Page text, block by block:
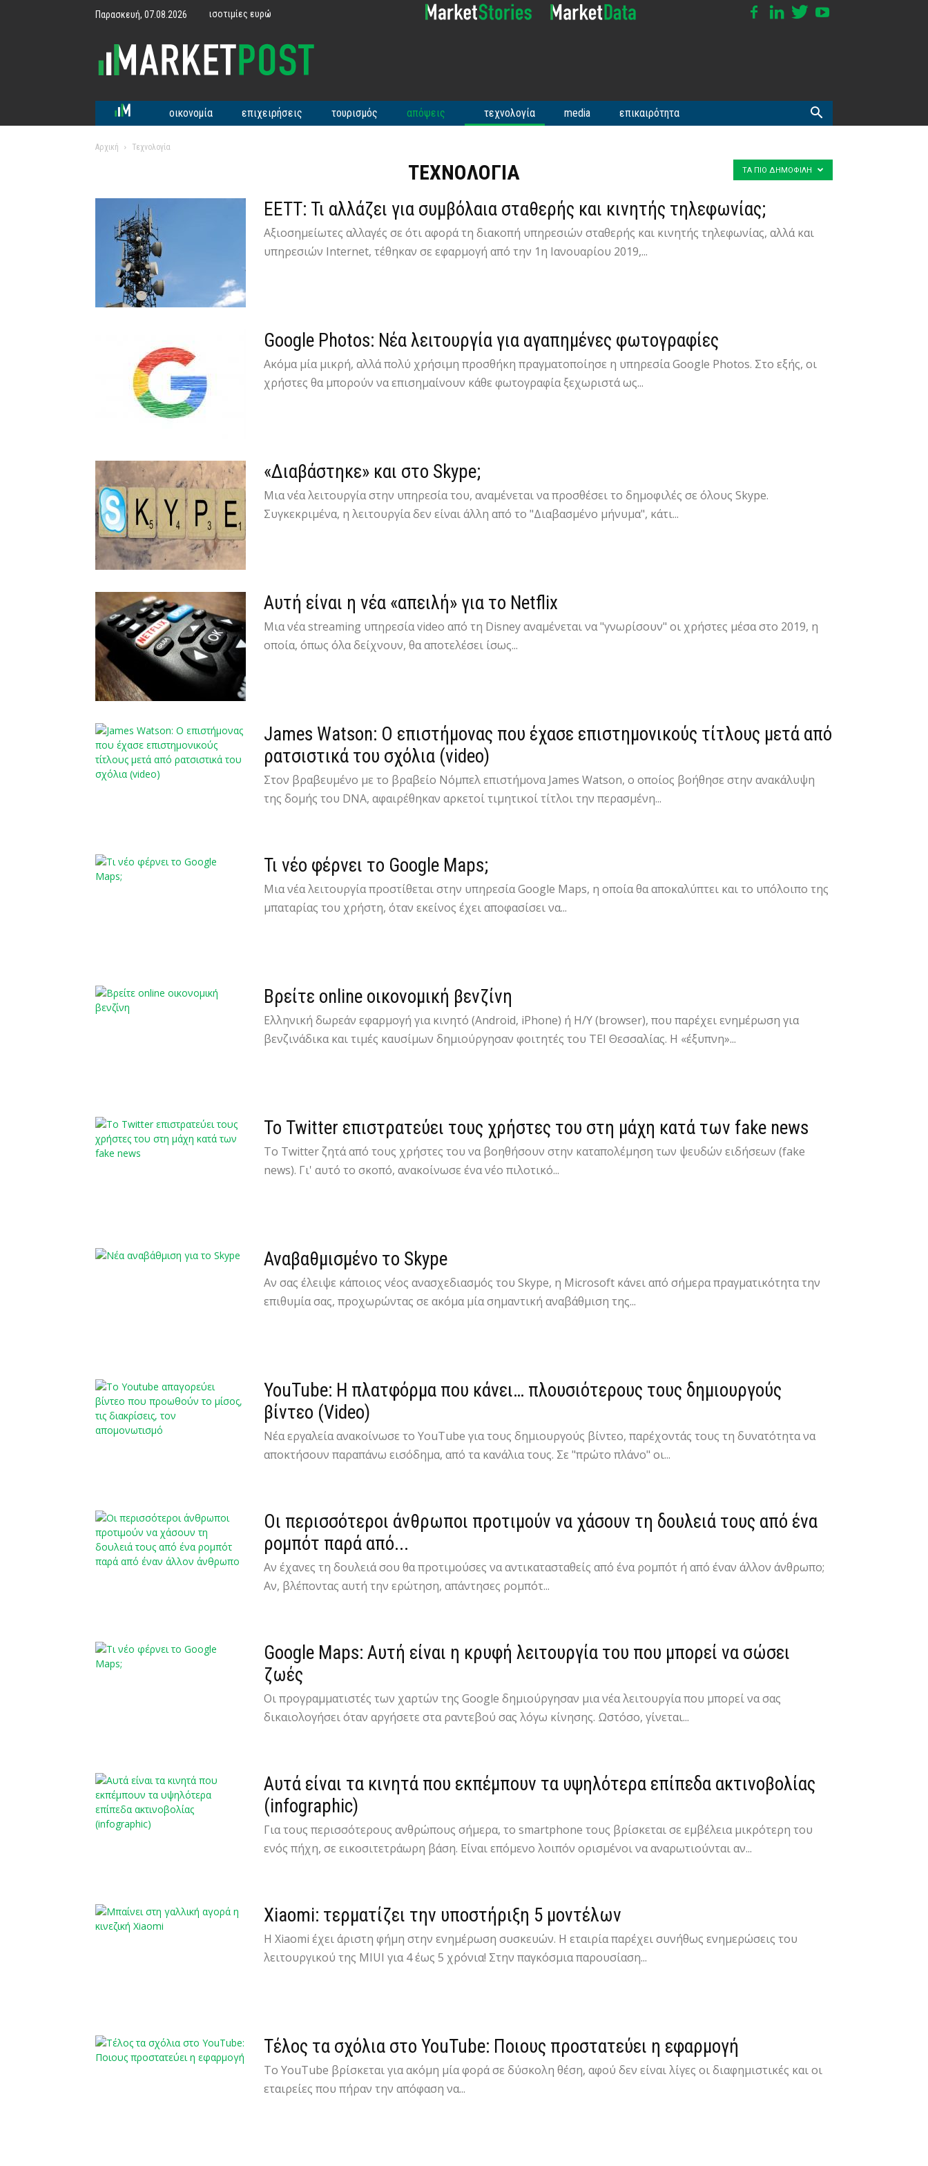
Παρασκευή, 07.08.2026 ισοτιμίες ευρώ
οικονομία επιχειρήσεις τουρισμός απόψεις τεχνολογία media επικαιρότητα
Αρχική Τεχνολογία
ΤΕΧΝΟΛΟΓΊΑ ΤΑ ΠΙΟ ΔΗΜΟΦΙΛΉ
ΕΕΤΤ: Τι αλλάζει για συμβόλαια σταθερής και κινητής τηλεφωνίας;
Αξιοσημείωτες αλλαγές σε ότι αφορά τη διακοπή υπηρεσιών σταθερής και κινητής τηλεφωνίας, αλλά και
υπηρεσιών Internet, τέθηκαν σε εφαρμογή από την 1η Ιανουαρίου 2019,...
Google Photos: Νέα λειτουργία για αγαπημένες φωτογραφίες
Ακόμα μία μικρή, αλλά πολύ χρήσιμη προσθήκη πραγματοποίησε η υπηρεσία Google Photos. Στο εξής, οι
χρήστες θα μπορούν να επισημαίνουν κάθε φωτογραφία ξεχωριστά ως...
«Διαβάστηκε» και στο Skype;
Μια νέα λειτουργία στην υπηρεσία του, αναμένεται να προσθέσει το δημοφιλές σε όλους Skype.
Συγκεκριμένα, η λειτουργία δεν είναι άλλη από το "Διαβασμένο μήνυμα", κάτι...
Αυτή είναι η νέα «απειλή» για το Netflix
Μια νέα streaming υπηρεσία video από τη Disney αναμένεται να "γνωρίσουν" οι χρήστες μέσα στο 2019, η
οποία, όπως όλα δείχνουν, θα αποτελέσει ίσως...
James Watson: Ο επιστήμονας που έχασε επιστημονικούς τίτλους μετά από
ρατσιστικά του σχόλια (video)
Στον βραβευμένο με το βραβείο Νόμπελ επιστήμονα James Watson, ο οποίος βοήθησε στην ανακάλυψη
της δομής του DNA, αφαιρέθηκαν αρκετοί τιμητικοί τίτλοι την περασμένη...
Τι νέο φέρνει το Google Maps;
Μια νέα λειτουργία προστίθεται στην υπηρεσία Google Maps, η οποία θα αποκαλύπτει και το υπόλοιπο της
μπαταρίας του χρήστη, όταν εκείνος έχει αποφασίσει να...
Βρείτε online οικονομική βενζίνη
Ελληνική δωρεάν εφαρμογή για κινητό (Android, iPhone) ή Η/Υ (browser), που παρέχει ενημέρωση για
βενζινάδικα και τιμές καυσίμων δημιούργησαν φοιτητές του ΤΕΙ Θεσσαλίας. Η «έξυπνη»...
Το Twitter επιστρατεύει τους χρήστες του στη μάχη κατά των fake news
Το Twitter ζητά από τους χρήστες του να βοηθήσουν στην καταπολέμηση των ψευδών ειδήσεων (fake
news). Γι' αυτό το σκοπό, ανακοίνωσε ένα νέο πιλοτικό...
Αναβαθμισμένο το Skype
Αν σας έλειψε κάποιος νέος ανασχεδιασμός του Skype, η Microsoft κάνει από σήμερα πραγματικότητα την
επιθυμία σας, προχωρώντας σε ακόμα μία σημαντική αναβάθμιση της...
YouTube: Η πλατφόρμα που κάνει… πλουσιότερους τους δημιουργούς
βίντεο (Video)
Νέα εργαλεία ανακοίνωσε το YouTube για τους δημιουργούς βίντεο, παρέχοντάς τους τη δυνατότητα να
αποκτήσουν παραπάνω εισόδημα, από τα κανάλια τους. Σε "πρώτο πλάνο" οι...
Οι περισσότεροι άνθρωποι προτιμούν να χάσουν τη δουλειά τους από ένα
ρομπότ παρά από...
Αν έχανες τη δουλειά σου θα προτιμούσες να αντικατασταθείς από ένα ρομπότ ή από έναν άλλον άνθρωπο;
Αν, βλέποντας αυτή την ερώτηση, απάντησες ρομπότ...
Google Maps: Αυτή είναι η κρυφή λειτουργία του που μπορεί να σώσει
ζωές
Οι προγραμματιστές των χαρτών της Google δημιούργησαν μια νέα λειτουργία που μπορεί να σας
δικαιολογήσει όταν αργήσετε στα ραντεβού σας λόγω κίνησης. Ωστόσο, γίνεται...
Αυτά είναι τα κινητά που εκπέμπουν τα υψηλότερα επίπεδα ακτινοβολίας
(infographic)
Για τους περισσότερους ανθρώπους σήμερα, το smartphone τους βρίσκεται σε εμβέλεια μικρότερη του
ενός πήχη, σε εικοσιτετράωρη βάση. Είναι επόμενο λοιπόν ορισμένοι να αναρωτιούνται αν...
Xiaomi: τερματίζει την υποστήριξη 5 μοντέλων
Η Xiaomi έχει άριστη φήμη στην ενημέρωση συσκευών. Η εταιρία παρέχει συνήθως ενημερώσεις του
λειτουργικού της MIUI για 4 έως 5 χρόνια! Στην παγκόσμια παρουσίαση...
Τέλος τα σχόλια στο YouTube: Ποιους προστατεύει η εφαρμογή
To YouTube βρίσκεται για ακόμη μία φορά σε δύσκολη θέση, αφού δεν είναι λίγες οι διαφημιστικές και οι
εταιρείες που πήραν την απόφαση να...